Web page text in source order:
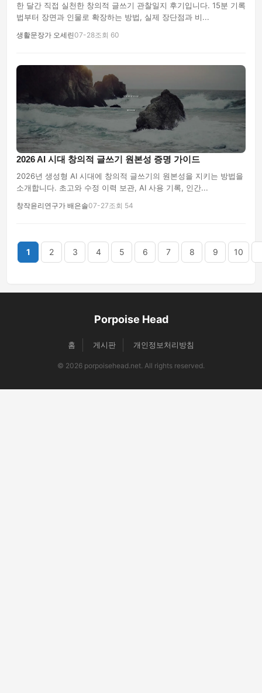
한 달간 직접 실천한 창의적 글쓰기 관찰일지 후기입니다. 15분 기록
법부터 장면과 인물로 확장하는 방법, 실제 장단점과 비...
생활문장가 오세린07-28조회 60
2026 AI 시대 창의적 글쓰기 원본성 증명 가이드
2026년 생성형 AI 시대에 창의적 글쓰기의 원본성을 지키는 방법을
소개합니다. 초고와 수정 이력 보관, AI 사용 기록, 인간...
창작윤리연구가 배은솔07-27조회 54
1 2 3 4 5 6 7 8 9 10
Porpoise Head
홈 게시판 개인정보처리방침
© 2026 porpoisehead.net. All rights reserved.